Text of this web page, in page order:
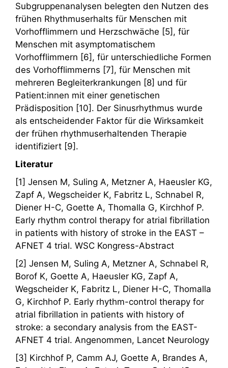
Subgruppenanalysen belegten den Nutzen des
frühen Rhythmuserhalts für Menschen mit
Vorhofflimmern und Herzschwäche [5], für
Menschen mit asymptomatischem
Vorhofflimmern [6], für unterschiedliche Formen
des Vorhofflimmerns [7], für Menschen mit
mehreren Begleiterkrankungen [8] und für
Patient:innen mit einer genetischen
Prädisposition [10]. Der Sinusrhythmus wurde
als entscheidender Faktor für die Wirksamkeit
der frühen rhythmuserhaltenden Therapie
identifiziert [9].
Literatur
[1] Jensen M, Suling A, Metzner A, Haeusler KG,
Zapf A, Wegscheider K, Fabritz L, Schnabel R,
Diener H-C, Goette A, Thomalla G, Kirchhof P.
Early rhythm control therapy for atrial fibrillation
in patients with history of stroke in the EAST –
AFNET 4 trial. WSC Kongress-Abstract
[2] Jensen M, Suling A, Metzner A, Schnabel R,
Borof K, Goette A, Haeusler KG, Zapf A,
Wegscheider K, Fabritz L, Diener H-C, Thomalla
G, Kirchhof P. Early rhythm-control therapy for
atrial fibrillation in patients with history of
stroke: a secondary analysis from the EAST-
AFNET 4 trial. Angenommen, Lancet Neurology
[3] Kirchhof P, Camm AJ, Goette A, Brandes A,